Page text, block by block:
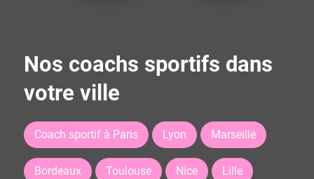
Nos coachs sportifs dans
votre ville
Coach sportif à Paris Lyon Marseille
Bordeaux Toulouse Nice Lille